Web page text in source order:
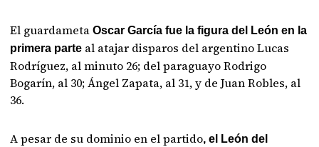
El guardametaOscar García fue la figura del León en la
primera parte al atajar disparos del argentino Lucas
Rodríguez, al minuto 26; del paraguayo Rodrigo
Bogarín, al 30; Ángel Zapata, al 31, y de Juan Robles, al
36.
A pesar de su dominio en el partido, el León del